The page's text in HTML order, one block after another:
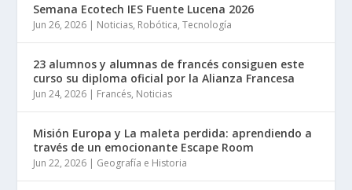
Semana Ecotech IES Fuente Lucena 2026
Jun 26, 2026 | Noticias, Robótica,Tecnología
23 alumnos y alumnas de francés consiguen este
curso su diploma oficial por la Alianza Francesa
Jun 24, 2026 | Francés, Noticias
Misión Europa y La maleta perdida: aprendiendo a
través de un emocionante Escape Room
Jun 22, 2026 | Geografía e Historia